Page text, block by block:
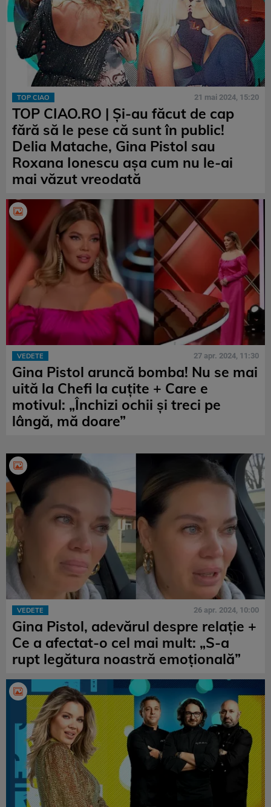
TOP CIAO 21 mai 2024, 15:20
TOP CIAO.RO | Şi-au făcut de cap
fără să le pese că sunt în public!
Delia Matache, Gina Pistol sau
Roxana Ionescu aşa cum nu le-ai
mai văzut vreodată
VEDETE 27 apr. 2024, 11:30
Gina Pistol aruncă bomba! Nu se mai
uită la Chefi la cuțite + Care e
motivul: „Închizi ochii și treci pe
lângă, mă doare”
VEDETE 26 apr. 2024, 10:00
Gina Pistol, adevărul despre relație +
Ce a afectat-o cel mai mult: „S-a
rupt legătura noastră emoțională”